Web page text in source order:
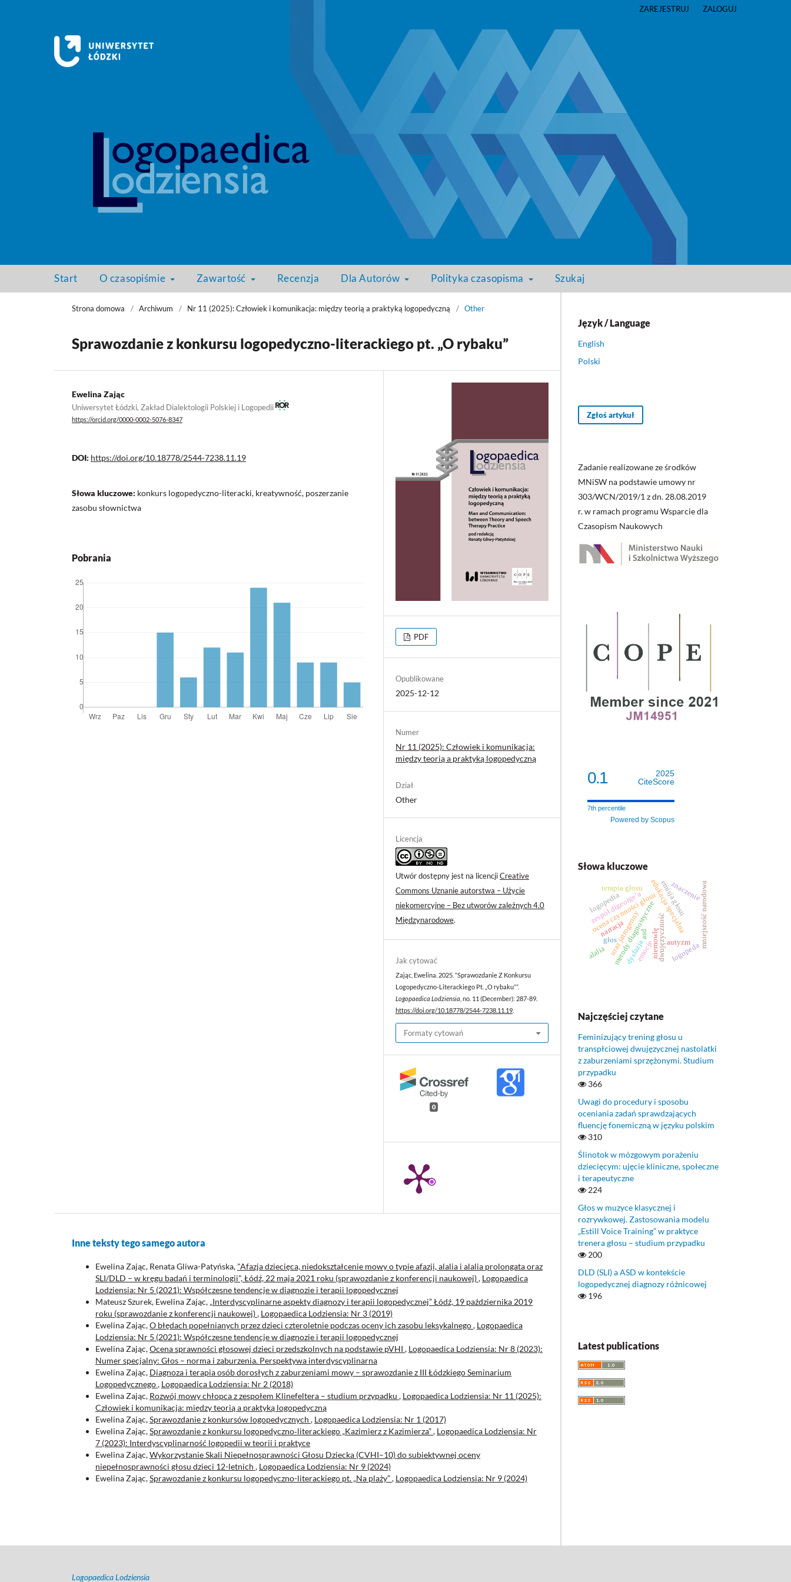
Start O czasopiśmie Zawartość Recenzja Dla Autorów Polityka czasopisma Szukaj
ZAREJESTRUJ ZALOGUJ
Strona domowa / Archiwum / Nr 11 (2025): Człowiek i komunikacja: między teorią a praktyką logopedyczną / Other
Sprawozdanie z konkursu logopedyczno-literackiego pt. „O rybaku”
Ewelina Zając
Uniwersytet Łódzki, Zakład Dialektologii Polskiej i Logopedii
https://orcid.org/0000-0002-5076-8347
DOI: https://doi.org/10.18778/2544-7238.11.19
Słowa kluczowe: konkurs logopedyczno-literacki, kreatywność, poszerzanie
zasobu słownictwa
Pobrania
PDF
Opublikowane
2025-12-12
Numer
Nr 11 (2025): Człowiek i komunikacja:
między teorią a praktyką logopedyczną
Dział
Other
Licencja
Utwór dostępny jest na licencjiCreative
Commons Uznanie autorstwa – Użycie
niekomercyjne – Bez utworów zależnych 4.0
Międzynarodowe.
Jak cytować
Zając, Ewelina. 2025. “Sprawozdanie Z Konkursu
Logopedyczno-Literackiego Pt. „O rybaku””.
Logopaedica Lodziensia, no. 11 (December): 287-89.
https://doi.org/10.18778/2544-7238.11.19.
Formaty cytowań
0
Inne teksty tego samego autora
Ewelina Zając, Renata Gliwa-Patyńska, "Afazja dziecięca, niedokształcenie mowy o typie afazji, alalia i alalia prolongata oraz
SLI/DLD – w kręgu badań i terminologii", Łódź, 22 maja 2021 roku (sprawozdanie z konferencji naukowej), Logopaedica
Lodziensia: Nr 5 (2021): Współczesne tendencje w diagnozie i terapii logopedycznej
Mateusz Szurek, Ewelina Zając, „Interdyscyplinarne aspekty diagnozy i terapii logopedycznej” Łódź, 19 października 2019
roku (sprawozdanie z konferencji naukowej), Logopaedica Lodziensia: Nr 3 (2019)
Ewelina Zając,O błędach popełnianych przez dzieci czteroletnie podczas oceny ich zasobu leksykalnego, Logopaedica
Lodziensia: Nr 5 (2021): Współczesne tendencje w diagnozie i terapii logopedycznej
Ewelina Zając,Ocena sprawności głosowej dzieci przedszkolnych na podstawie pVHI , Logopaedica Lodziensia: Nr 8 (2023):
Numer specjalny: Głos – norma i zaburzenia. Perspektywa interdyscyplinarna
Ewelina Zając, Diagnoza i terapia osób dorosłych z zaburzeniami mowy – sprawozdanie z III Łódzkiego Seminarium
Logopedycznego, Logopaedica Lodziensia: Nr 2 (2018)
Ewelina Zając, Rozwój mowy chłopca z zespołem Klinefeltera – studium przypadku , Logopaedica Lodziensia: Nr 11 (2025):
Człowiek i komunikacja: między teorią a praktyką logopedyczną
Ewelina Zając,Sprawozdanie z konkursów logopedycznych , Logopaedica Lodziensia: Nr 1 (2017)
Ewelina Zając,Sprawozdanie z konkursu logopedyczno‑literackiego „Kazimierz z Kazimierza”, Logopaedica Lodziensia: Nr
7 (2023): Interdyscyplinarność logopedii w teorii i praktyce
Ewelina Zając,Wykorzystanie Skali Niepełnosprawności Głosu Dziecka (CVHI–10) do subiektywnej oceny
niepełnosprawności głosu dzieci 12-letnich , Logopaedica Lodziensia: Nr 9 (2024)
Ewelina Zając,Sprawozdanie z konkursu logopedyczno-literackiego pt. „Na plaży”, Logopaedica Lodziensia: Nr 9 (2024)
Język / Language
English
Polski
Zgłoś artykuł
Zadanie realizowane ze środków
MNiSW na podstawie umowy nr
303/WCN/2019/1 z dn. 28.08.2019
r. w ramach programu Wsparcie dla
Czasopism Naukowych
0.1
2025
CiteScore
7th percentile
Powered by Scopus
Słowa kluczowe
metody diagnostyczne
ocena czynności głosu
autyzm
dwujęzyczność
edukacja specjalna
logopeda
mniejszość narodowa
zespół digeorge’a
niemowlę
emisja głosu
uraz jatrogenny
terapia głosu znaczenie
głos
narracja asd
emocje
logopedia
alalia dysfazja
Najczęściej czytane
Feminizujący trening głosu u
transpłciowej dwujęzycznej nastolatki
z zaburzeniami sprzężonymi. Studium
przypadku
366
Uwagi do procedury i sposobu
oceniania zadań sprawdzających
fluencję fonemiczną w języku polskim
310
Ślinotok w mózgowym porażeniu
dziecięcym: ujęcie kliniczne, społeczne
i terapeutyczne
224
Głos w muzyce klasycznej i
rozrywkowej. Zastosowania modelu
„Estill Voice Training” w praktyce
trenera głosu – studium przypadku
200
DLD (SLI) a ASD w kontekście
logopedycznej diagnozy różnicowej
196
Latest publications
Logopaedica Lodziensia